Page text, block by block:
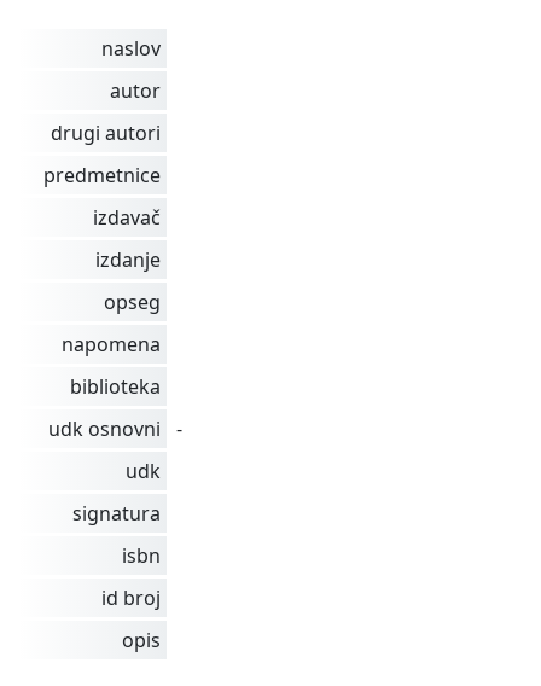
naslov
autor
drugi autori
predmetnice
izdavač
izdanje
opseg
napomena
biblioteka
udk osnovni
-
udk
signatura
isbn
id broj
opis